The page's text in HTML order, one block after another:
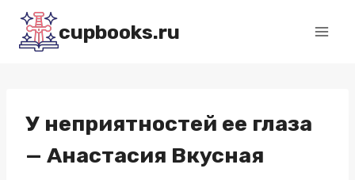
Перейти
содержимому
cupbooks.ru
У неприятностей ее глаза
— Анастасия Вкусная